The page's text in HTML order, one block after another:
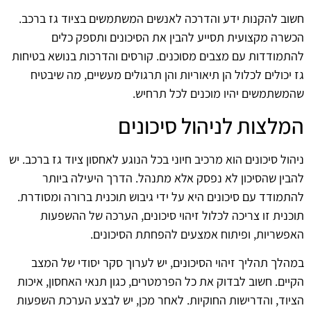
חשוב להקנות ידע והדרכה לאנשים המשתמשים בציוד גז ברכב.
הכשרה מקצועית תסייע להבין את הסיכונים ותספק כלים
להתמודדות עם מצבים מסוכנים. קורסים והדרכות בנושא בטיחות
גז יכולים לכלול הן תיאוריות והן תרגולים מעשיים, מה שיבטיח
שהמשתמשים יהיו מוכנים לכל תרחיש.
המלצות לניהול סיכונים
ניהול סיכונים הוא מרכיב חיוני בכל הנוגע לאחסון ציוד גז ברכב. יש
להבין שהסיכון לא נפסק אלא מתנהל. הדרך היעילה ביותר
להתמודד עם סיכונים היא על ידי גיבוש תוכנית ברורה ומסודרת.
תוכנית זו צריכה לכלול זיהוי סיכונים, הערכה של ההשפעות
האפשריות, ופיתוח אמצעים להפחתת הסיכונים.
במהלך תהליך זיהוי הסיכונים, יש לערוך סקר יסודי של המצב
הקיים. חשוב לבדוק את כל הפרמטרים, כגון תנאי האחסון, איכות
הציוד, והדרישות החוקיות. לאחר מכן, יש לבצע הערכת השפעות